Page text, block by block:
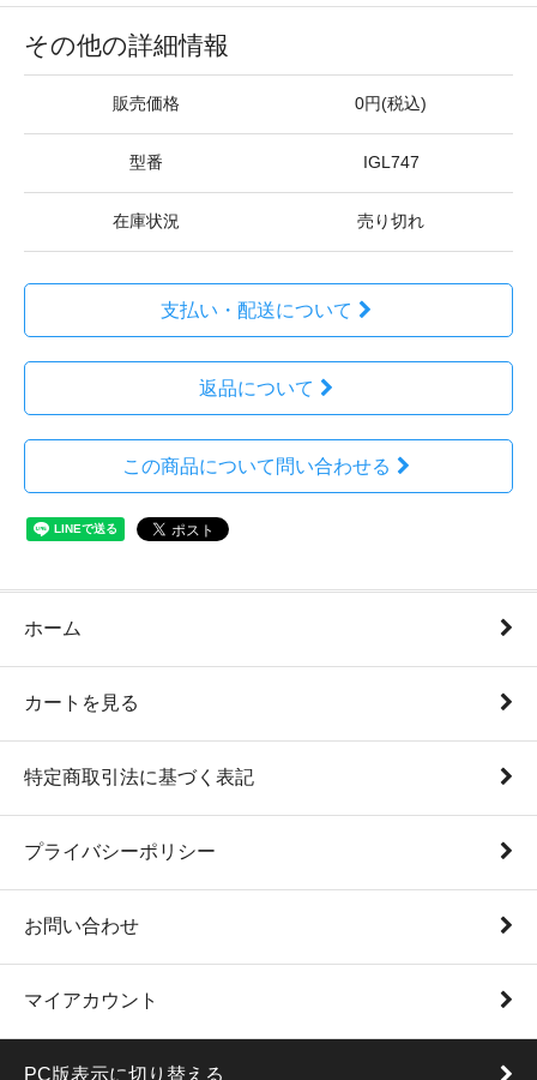
その他の詳細情報
販売価格 0円(税込)
型番 IGL747
在庫状況 売り切れ
支払い・配送について
返品について
この商品について問い合わせる
ホーム
カートを見る
特定商取引法に基づく表記
プライバシーポリシー
お問い合わせ
マイアカウント
PC版表示に切り替える